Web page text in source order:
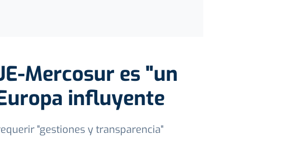
Mercosur es "un
influyente
"gestiones y transparencia"